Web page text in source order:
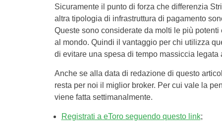
Sicuramente il punto di forza che differenzia
altra tipologia di infrastruttura di pagamento
Queste sono considerate da molti le più
al mondo. Quindi il vantaggio per chi utilizza
di evitare una spesa di tempo massiccia
Anche se alla data di redazione di questo
resta per noi il miglior broker. Per cui vale la
viene fatta settimanalmente.
Registrati a eToro seguendo questo link;